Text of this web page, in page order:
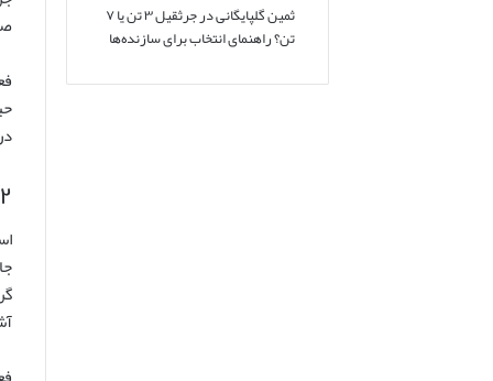
۲. اسکله بندر ترکمن: جایی برای تجربه آرامش دریا و تجارت محلی
ثمین گلپایگانیدر
جرثقیل ۳ تن یا ۷
تن؟ راهنمای انتخاب برای سازنده‌ها